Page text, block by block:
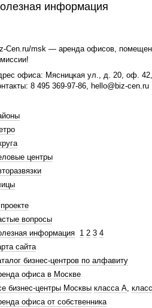
информация
Cen.ru/msk — аренда офисов,
офиса: Мясницкая ул., д. 20, оф.
8 495 369-97-86, hello@biz-cen.ru
центры
вопросы
информация
1 2 3 4
сайта
бизнес-центров по алфавиту
офиса в Москве
бизнес-центры Москвы класса А,
офиса от собственника